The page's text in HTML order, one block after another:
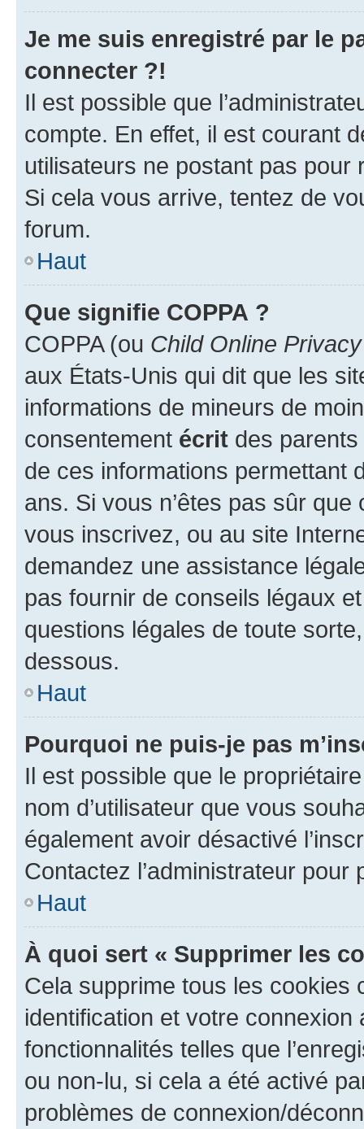
Je me suis enregistré par le
connecter ?!
Il est possible que
compte. En effet, il est courant
utilisateurs ne postant pas pour
Si cela vous arrive, tentez de
forum.
Haut
Que signifie COPPA ?
COPPA (ou Child Online
aux États-Unis qui dit que les
informations de mineurs de
consentement écrit des parents
de ces informations permettant
ans. Si vous n’êtes pas sûr
vous inscrivez, ou au site
demandez une assistance
pas fournir de conseils légaux
questions légales de toute
dessous.
Haut
Pourquoi ne puis-je pas
Il est possible que le
nom d’utilisateur que vous
également avoir désactivé
Contactez l’administrateur
Haut
À quoi sert « Supprimer les
Cela supprime tous les cookies
identification et votre
fonctionnalités telles que
ou non-lu, si cela a été activé
problèmes de connexion/